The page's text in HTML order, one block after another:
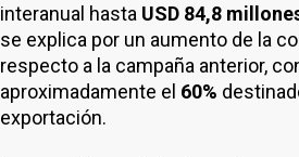
interanual hasta USD 84,8
se explica por un aumento de la
respecto a la campaña anterior,
aproximadamente el 60%
exportación.